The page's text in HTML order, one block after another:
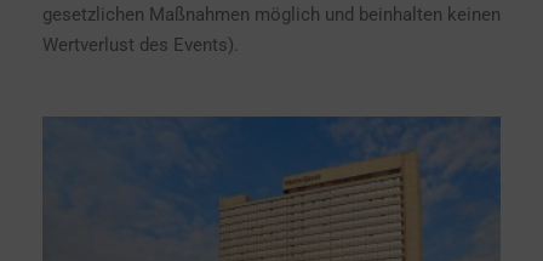
gesetzlichen Maßnahmen möglich und beinhalten keinen
Wertverlust des Events).